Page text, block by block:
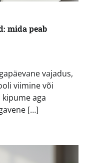
mida peab
vajadus,
viimine või
aga
[…]